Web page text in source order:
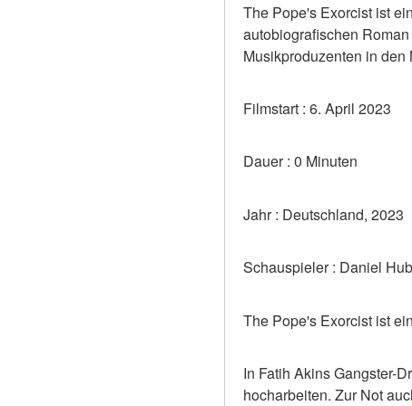
The Pope's Exorcist ist
autobiografischen
Musikproduzenten in
Filmstart : 6. April 2023
Dauer : 0 Minuten
Jahr : Deutschland, 2023
Schauspieler : Daniel
The Pope's Exorcist ist
In Fatih Akins Gangster-
hocharbeiten. Zur Not